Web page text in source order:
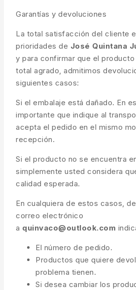
Garantías y devoluciones
La total satisfacción del cliente
prioridades de José Quintana
y para confirmar que el
total agrado, admitimos
siguientes casos:
Si el embalaje está dañado. En
importante que indique al
acepta el pedido en el mismo
recepción.
Si el producto no se encuentra
simplemente usted considera
calidad esperada.
En cualquiera de estos casos,
correo electrónico
a quinvaco@outlook.com
El número de pedido.
Productos que quiere
problema tienen.
Si desea cambiar los